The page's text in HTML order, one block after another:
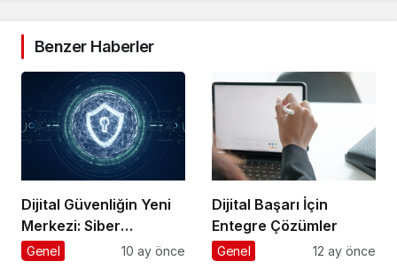
Benzer Haberler
Dijital Güvenliğin Yeni
Merkezi: Siber
Güvenlikte Fark
Genel 10 ay önce
Dijital Başarı İçin
Entegre Çözümler
Genel 12 ay önce